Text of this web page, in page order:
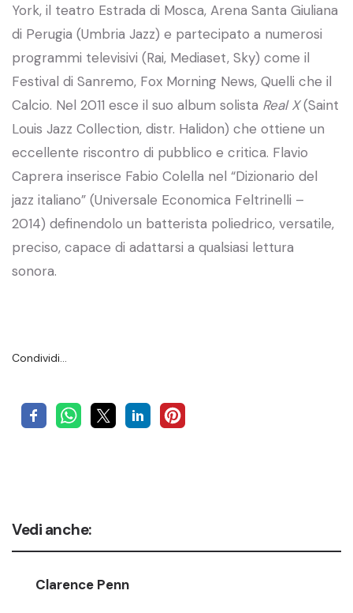
York, il teatro Estrada di Mosca, Arena Santa Giuliana
di Perugia (Umbria Jazz) e partecipato a numerosi
programmi televisivi (Rai, Mediaset, Sky) come il
Festival di Sanremo, Fox Morning News, Quelli che il
Calcio. Nel 2011 esce il suo album solista Real X(Saint
Louis Jazz Collection, distr. Halidon) che ottiene un
eccellente riscontro di pubblico e critica. Flavio
Caprera inserisce Fabio Colella nel “Dizionario del
jazz italiano” (Universale Economica Feltrinelli –
2014) definendolo un batterista poliedrico, versatile,
preciso, capace di adattarsi a qualsiasi lettura
sonora.
Condividi…
Vedi anche:
Clarence Penn